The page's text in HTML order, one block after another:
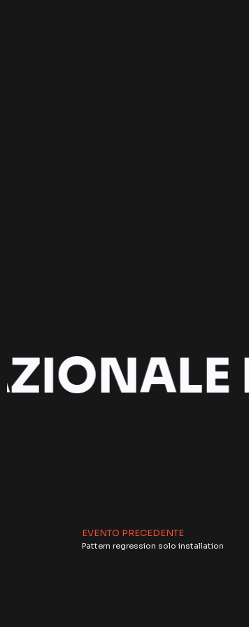
EVENTO PRECEDENTE
Pattern regression solo installation